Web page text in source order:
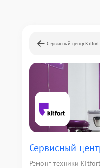
Сервисный центр Kitfort
Сервисный
Ремонт техники Kitfort